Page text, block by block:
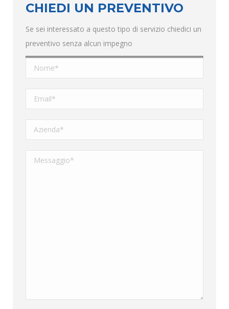
CHIEDI UN PREVENTIVO
Se sei interessato a questo tipo di servizio chiedici un
preventivo senza alcun impegno